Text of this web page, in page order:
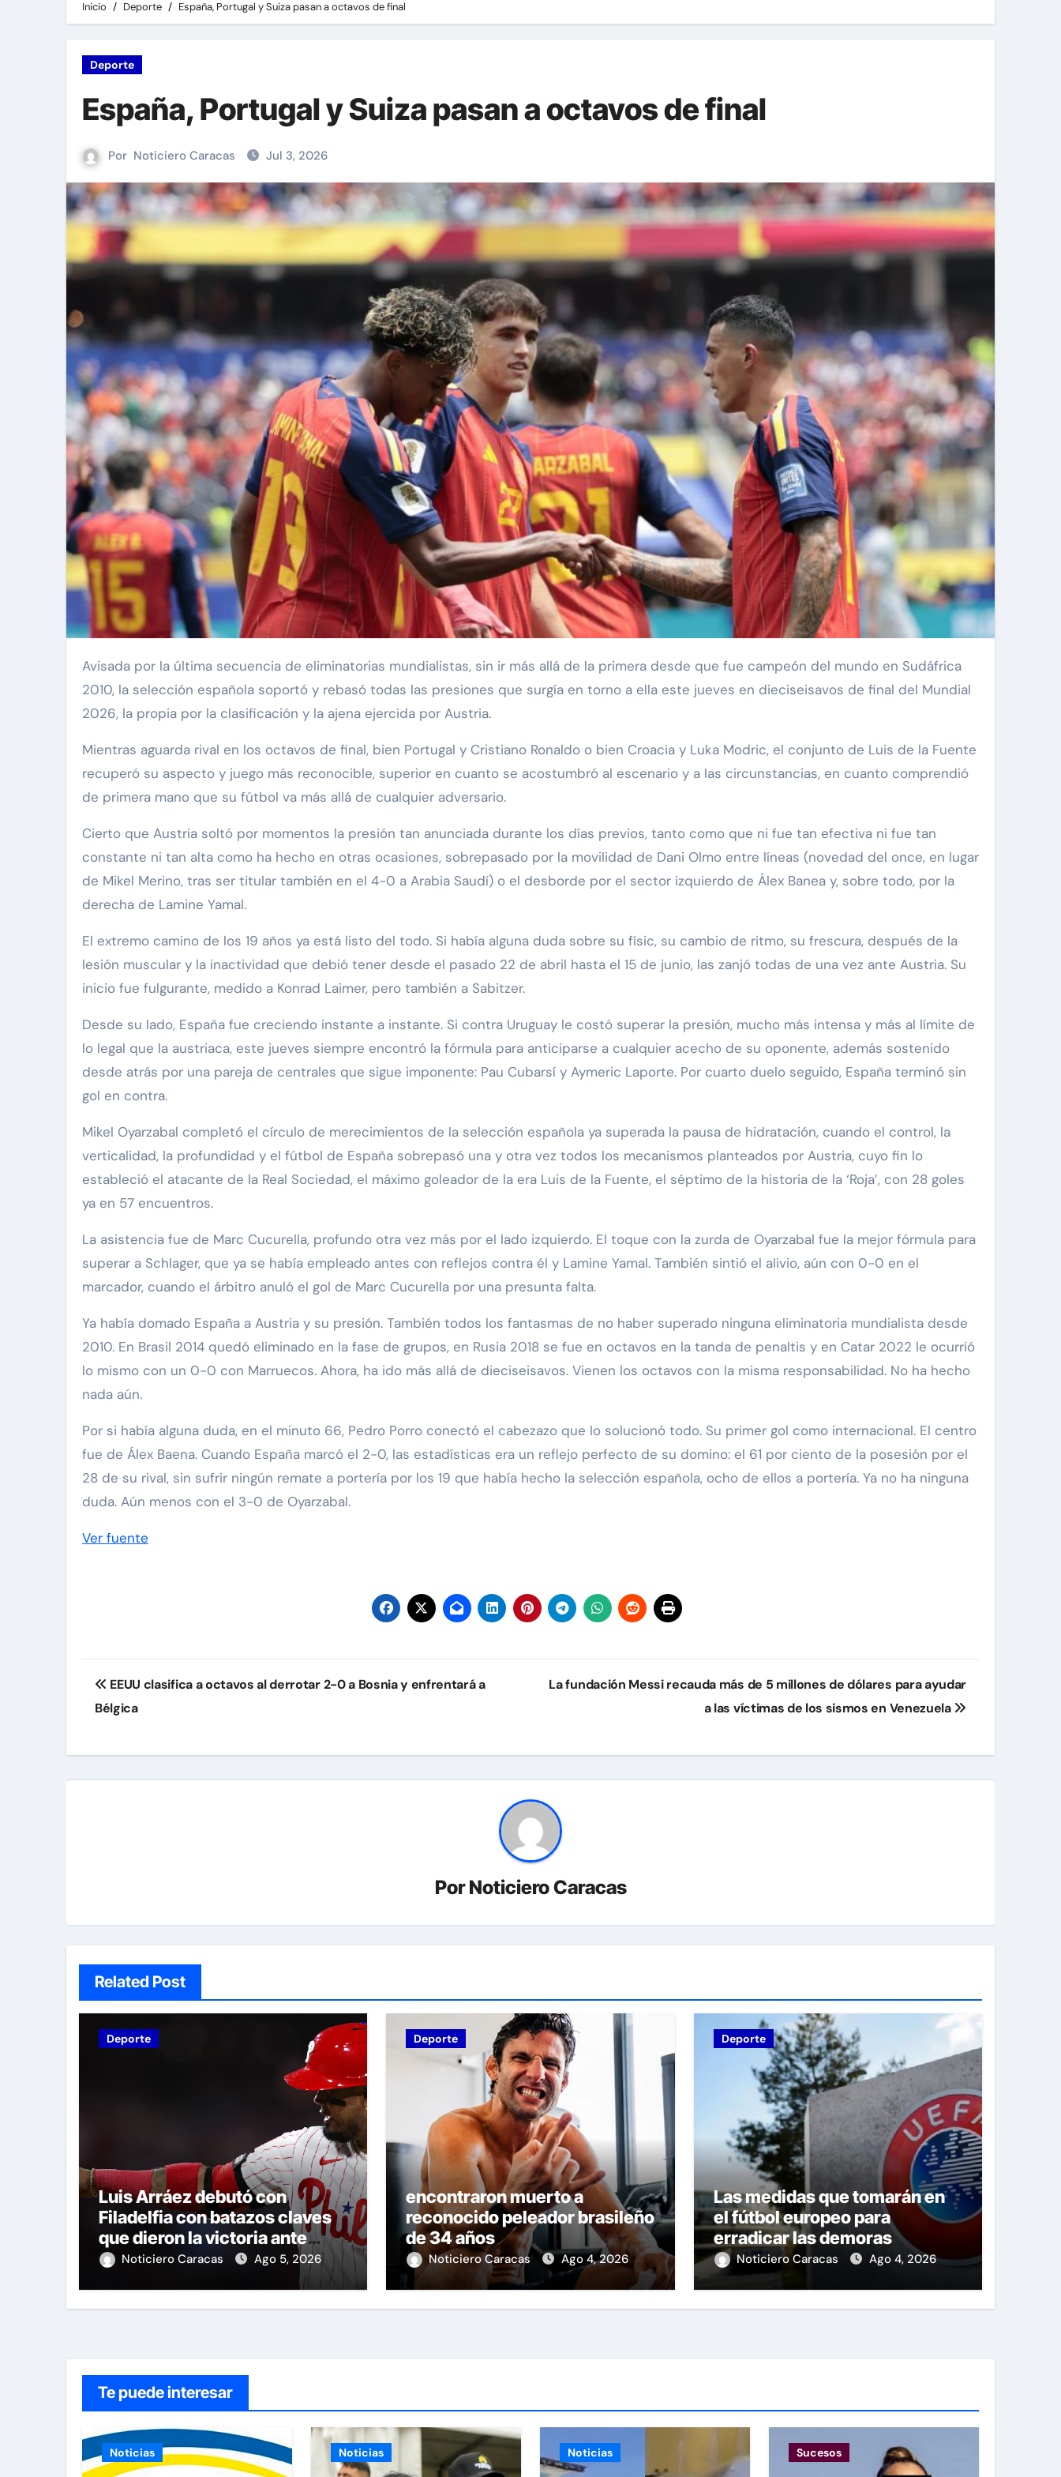
Inicio Deporte España, Portugal y Suiza pasan a octavos de final
Deporte
España, Portugal y Suiza pasan a octavos de final
Por Noticiero Caracas Jul 3, 2026
Avisada por la última secuencia de eliminatorias mundialistas, sin ir más allá de la primera desde que fue campeón del mundo en Sudáfrica
2010, la selección española soportó y rebasó todas las presiones que surgía en torno a ella este jueves en dieciseisavos de final del Mundial
2026, la propia por la clasificación y la ajena ejercida por Austria.
Mientras aguarda rival en los octavos de final, bien Portugal y Cristiano Ronaldo o bien Croacia y Luka Modric, el conjunto de Luis de la Fuente
recuperó su aspecto y juego más reconocible, superior en cuanto se acostumbró al escenario y a las circunstancias, en cuanto comprendió
de primera mano que su fútbol va más allá de cualquier adversario.
Cierto que Austria soltó por momentos la presión tan anunciada durante los días previos, tanto como que ni fue tan efectiva ni fue tan
constante ni tan alta como ha hecho en otras ocasiones, sobrepasado por la movilidad de Dani Olmo entre líneas (novedad del once, en lugar
de Mikel Merino, tras ser titular también en el 4-0 a Arabia Saudí) o el desborde por el sector izquierdo de Álex Banea y, sobre todo, por la
derecha de Lamine Yamal.
El extremo camino de los 19 años ya está listo del todo. Si había alguna duda sobre su físic, su cambio de ritmo, su frescura, después de la
lesión muscular y la inactividad que debió tener desde el pasado 22 de abril hasta el 15 de junio, las zanjó todas de una vez ante Austria. Su
inicio fue fulgurante, medido a Konrad Laimer, pero también a Sabitzer.
Desde su lado, España fue creciendo instante a instante. Si contra Uruguay le costó superar la presión, mucho más intensa y más al límite de
lo legal que la austriaca, este jueves siempre encontró la fórmula para anticiparse a cualquier acecho de su oponente, además sostenido
desde atrás por una pareja de centrales que sigue imponente: Pau Cubarsí y Aymeric Laporte. Por cuarto duelo seguido, España terminó sin
gol en contra.
Mikel Oyarzabal completó el círculo de merecimientos de la selección española ya superada la pausa de hidratación, cuando el control, la
verticalidad, la profundidad y el fútbol de España sobrepasó una y otra vez todos los mecanismos planteados por Austria, cuyo fin lo
estableció el atacante de la Real Sociedad, el máximo goleador de la era Luis de la Fuente, el séptimo de la historia de la ‘Roja’, con 28 goles
ya en 57 encuentros.
La asistencia fue de Marc Cucurella, profundo otra vez más por el lado izquierdo. El toque con la zurda de Oyarzabal fue la mejor fórmula para
superar a Schlager, que ya se había empleado antes con reflejos contra él y Lamine Yamal. También sintió el alivio, aún con 0-0 en el
marcador, cuando el árbitro anuló el gol de Marc Cucurella por una presunta falta.
Ya había domado España a Austria y su presión. También todos los fantasmas de no haber superado ninguna eliminatoria mundialista desde
2010. En Brasil 2014 quedó eliminado en la fase de grupos, en Rusia 2018 se fue en octavos en la tanda de penaltis y en Catar 2022 le ocurrió
lo mismo con un 0-0 con Marruecos. Ahora, ha ido más allá de dieciseisavos. Vienen los octavos con la misma responsabilidad. No ha hecho
nada aún.
Por si había alguna duda, en el minuto 66, Pedro Porro conectó el cabezazo que lo solucionó todo. Su primer gol como internacional. El centro
fue de Álex Baena. Cuando España marcó el 2-0, las estadísticas era un reflejo perfecto de su domino: el 61 por ciento de la posesión por el
28 de su rival, sin sufrir ningún remate a portería por los 19 que había hecho la selección española, ocho de ellos a portería. Ya no ha ninguna
duda. Aún menos con el 3-0 de Oyarzabal.
Ver fuente
Navegación
de
EEUU clasifica a octavos al derrotar 2-0 a Bosnia y enfrentará a
Bélgica
La fundación Messi recauda más de 5 millones de dólares para ayudar
a las víctimas de los sismos en Venezuela
PorNoticiero Caracas
Related Post
Deporte
Luis Arráez debutó con
Filadelfia con batazos claves
que dieron la victoria ante
Nacionales
Noticiero Caracas Ago 5, 2026
Deporte
encontraron muerto a
reconocido peleador brasileño
de 34 años
Noticiero Caracas Ago 4, 2026
Deporte
Las medidas que tomarán en
el fútbol europeo para
erradicar las demoras
Noticiero Caracas Ago 4, 2026
Te puede interesar
Noticias Noticias Noticias Sucesos